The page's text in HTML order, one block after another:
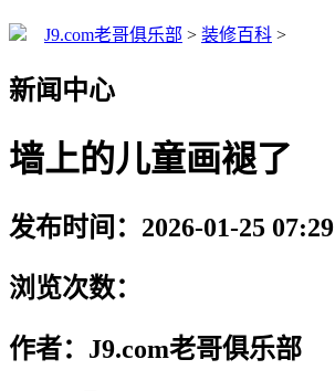
J9.com老哥俱乐部 > 装修百科 >
新闻中心
墙上的儿童画褪了
发布时间：2026-01-25 07:29
浏览次数：
作者：J9.com老哥俱乐部